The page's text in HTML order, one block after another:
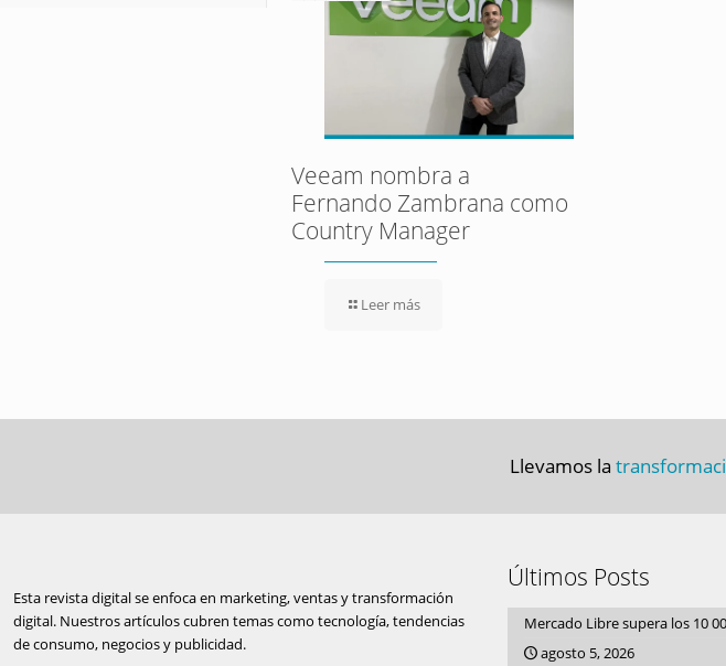
Veeam nombra a
Fernando Zambrana como
Country Manager
Leer más
Llevamos la
Esta revista digital se enfoca en marketing, ventas y transformación
digital. Nuestros artículos cubren temas como tecnología, tendencias
de consumo, negocios y publicidad.
Últimos Posts
Mercado Libre supera los 10
agosto 5, 2026